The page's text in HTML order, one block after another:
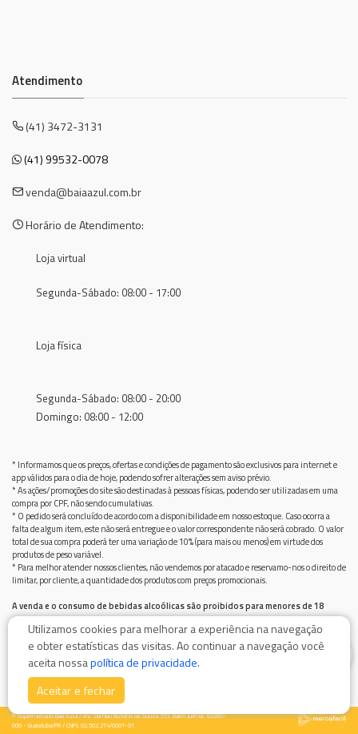
Atendimento
(41) 3472-3131
(41) 99532-0078
venda@baiaazul.com.br
Horário de Atendimento:
Loja virtual
Segunda-Sábado: 08:00 - 17:00
Loja física
Segunda-Sábado: 08:00 - 20:00
Domingo: 08:00 - 12:00
* Informamos que os preços, ofertas e condições de pagamento são exclusivos para internet e
app válidos para o dia de hoje, podendo sofrer alterações sem aviso prévio.
* As ações/promoções do site são destinadas à pessoas físicas, podendo ser utilizadas em uma
compra por CPF, não sendo cumulativas.
* O pedido será concluído de acordo com a disponibilidade em nosso estoque. Caso ocorra a
falta de algum item, este não será entregue e o valor correspondente não será cobrado. O valor
total de sua compra poderá ter uma variação de 10% (para mais ou menos) em virtude dos
produtos de peso variável.
* Para melhor atender nossos clientes, não vendemos por atacado e reservamo-nos o direito de
limitar, por cliente, a quantidade dos produtos com preços promocionais.
A venda e o consumo de bebidas alcoólicas são proibidos para menores de 18
anos.
Bebida alcoólica pode causar dependência química e, em excesso, provoca graves males à saúde.
Beba com moderação
© Supermercado Baía Azul / AV. Damiao Botelho de Souza 555, Bairro Jurimar, 83280-
000 - Guaratuba/PR / CNPJ: 02.502.214/0001-91
Utilizamos cookies para melhorar a experiência na navegação
e obter estatísticas das visitas. Ao continuar a navegação você
aceita nossapolítica de privacidade.
Aceitar e fechar